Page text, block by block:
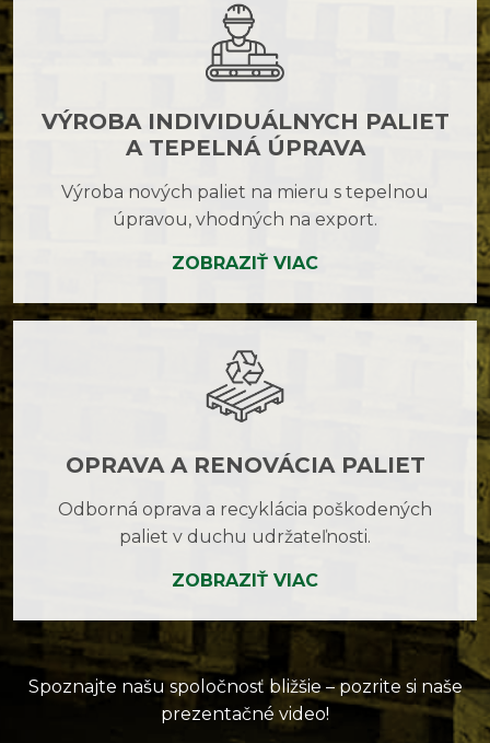
VÝROBA INDIVIDUÁLNYCH PALIET
A TEPELNÁ ÚPRAVA
Výroba nových paliet na mieru s tepelnou
úpravou, vhodných na export.
ZOBRAZIŤ VIAC
OPRAVA A RENOVÁCIA PALIET
Odborná oprava a recyklácia poškodených
paliet v duchu udržateľnosti.
ZOBRAZIŤ VIAC
Spoznajte našu spoločnosť bližšie – pozrite si naše
prezentačné video!